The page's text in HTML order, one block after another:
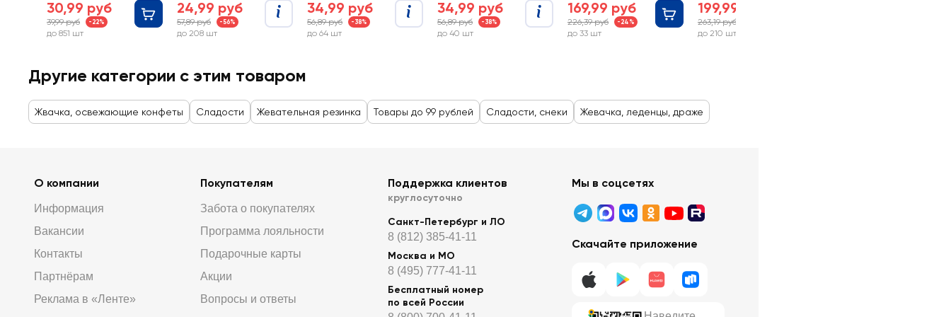
30,99 руб
39,99 руб -22%
до 851 шт
24,99 руб
57,89 руб -56%
до 208 шт
34,99 руб
56,89 руб -38%
до 64 шт
34,99 руб
56,89 руб -38%
до 40 шт
169,99 руб
226,39 руб -24%
до 33 шт
199,99 руб
263,19 руб
до 210 шт
Другие категории с этим товаром
Жвачка, освежающие конфеты Сладости Жевательная резинка Товары до 99 рублей Сладости, снеки Жевачка, леденцы, драже
О компании
Информация
Вакансии
Контакты
Партнёрам
Реклама в «Ленте»
Покупателям
Забота о покупателях
Программа лояльности
Подарочные карты
Акции
Вопросы и ответы
Поддержка клиентов
круглосуточно
Санкт-Петербург и ЛО
8 (812) 385-41-11
Москва и МО
8 (495) 777-41-11
Бесплатный номер
по всей России
Мы в соцсетях
Скачайте приложение